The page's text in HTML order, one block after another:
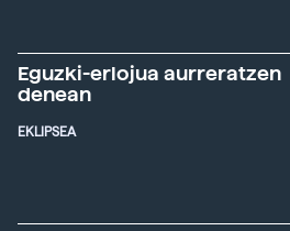
Eguzki-erlojua aurreratzen
denean
EKLIPSEA